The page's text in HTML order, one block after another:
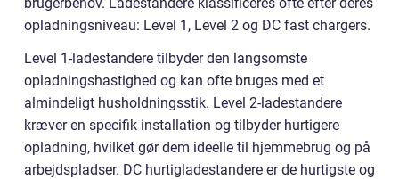
opladningsniveau: Level 1, Level 2 og DC fast chargers.
Level 1-ladestandere tilbyder den langsomste
opladningshastighed og kan ofte bruges med et
almindeligt husholdningsstik. Level 2-ladestandere
kræver en specifik installation og tilbyder hurtigere
opladning, hvilket gør dem ideelle til hjemmebrug og på
arbejdspladser. DC hurtigladestandere er de hurtigste og